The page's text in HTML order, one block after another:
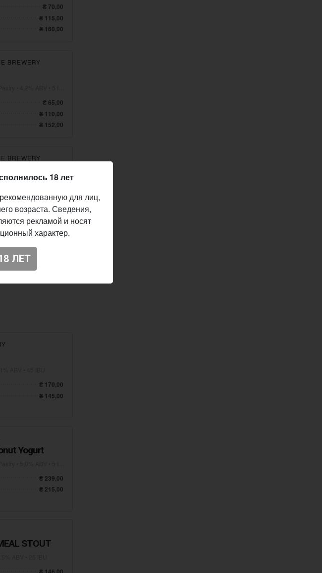
₴ 70,00
₴ 115,00
₴ 160,00
BREWERY
₴ 65,00
₴ 110,00
₴ 152,00
BREWERY
₴ 65,00
₴ 105,00
₴ 158,00
₴ 170,00
₴ 145,00
Yogurt
₴ 239,00
₴ 215,00
STOUT
18 лет
для лиц,
возраста. Сведения,
рекламой и носят
характер.
ЛЕТ